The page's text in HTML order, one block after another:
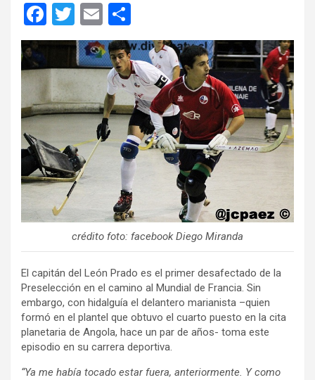
F
a
b
o
o
k
T
wi
tt
er
E
m
ail
o
m
p
ar
tir
crédito foto: facebook Diego Miranda
El capitán del León Prado es el primer desafectado de la
Preselección en el camino al Mundial de Francia. Sin
embargo, con hidalguía el delantero marianista –quien
formó en el plantel que obtuvo el cuarto puesto en la cita
planetaria de Angola, hace un par de años- toma este
episodio en su carrera deportiva.
“Ya me había tocado estar fuera, anteriormente. Y como